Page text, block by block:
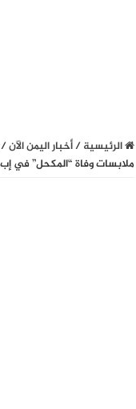
الرئيسية / أخبار اليمن الآن /
ملابسات وفاة “المكحل” في إب